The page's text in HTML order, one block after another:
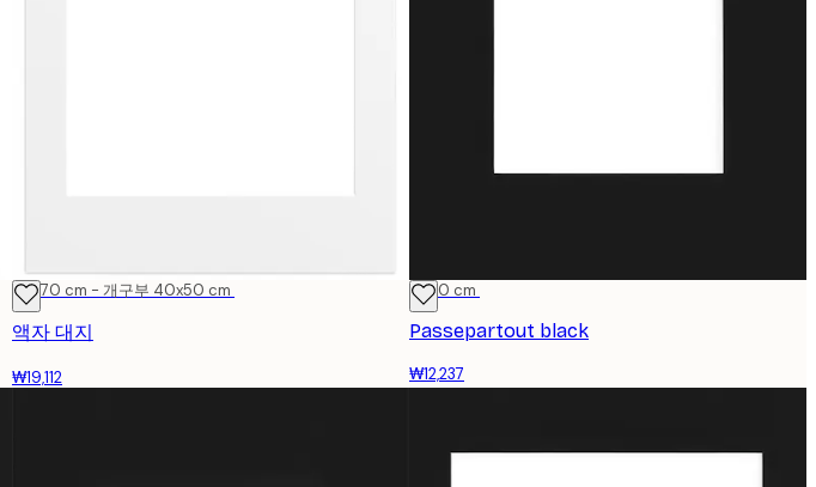
50x70 cm - 개구부 40x50 cm
액자 대지
₩19,112
21x30 cm
Passepartout black
₩12,237